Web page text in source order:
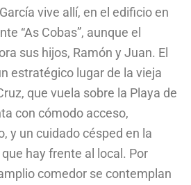
vive allí, en el edificio en
“As Cobas”, aunque el
sus hijos, Ramón y Juan. El
estratégico lugar de la vieja
que vuela sobre la Playa de
con cómodo acceso,
y un cuidado césped en la
hay frente al local. Por
comedor se contemplan